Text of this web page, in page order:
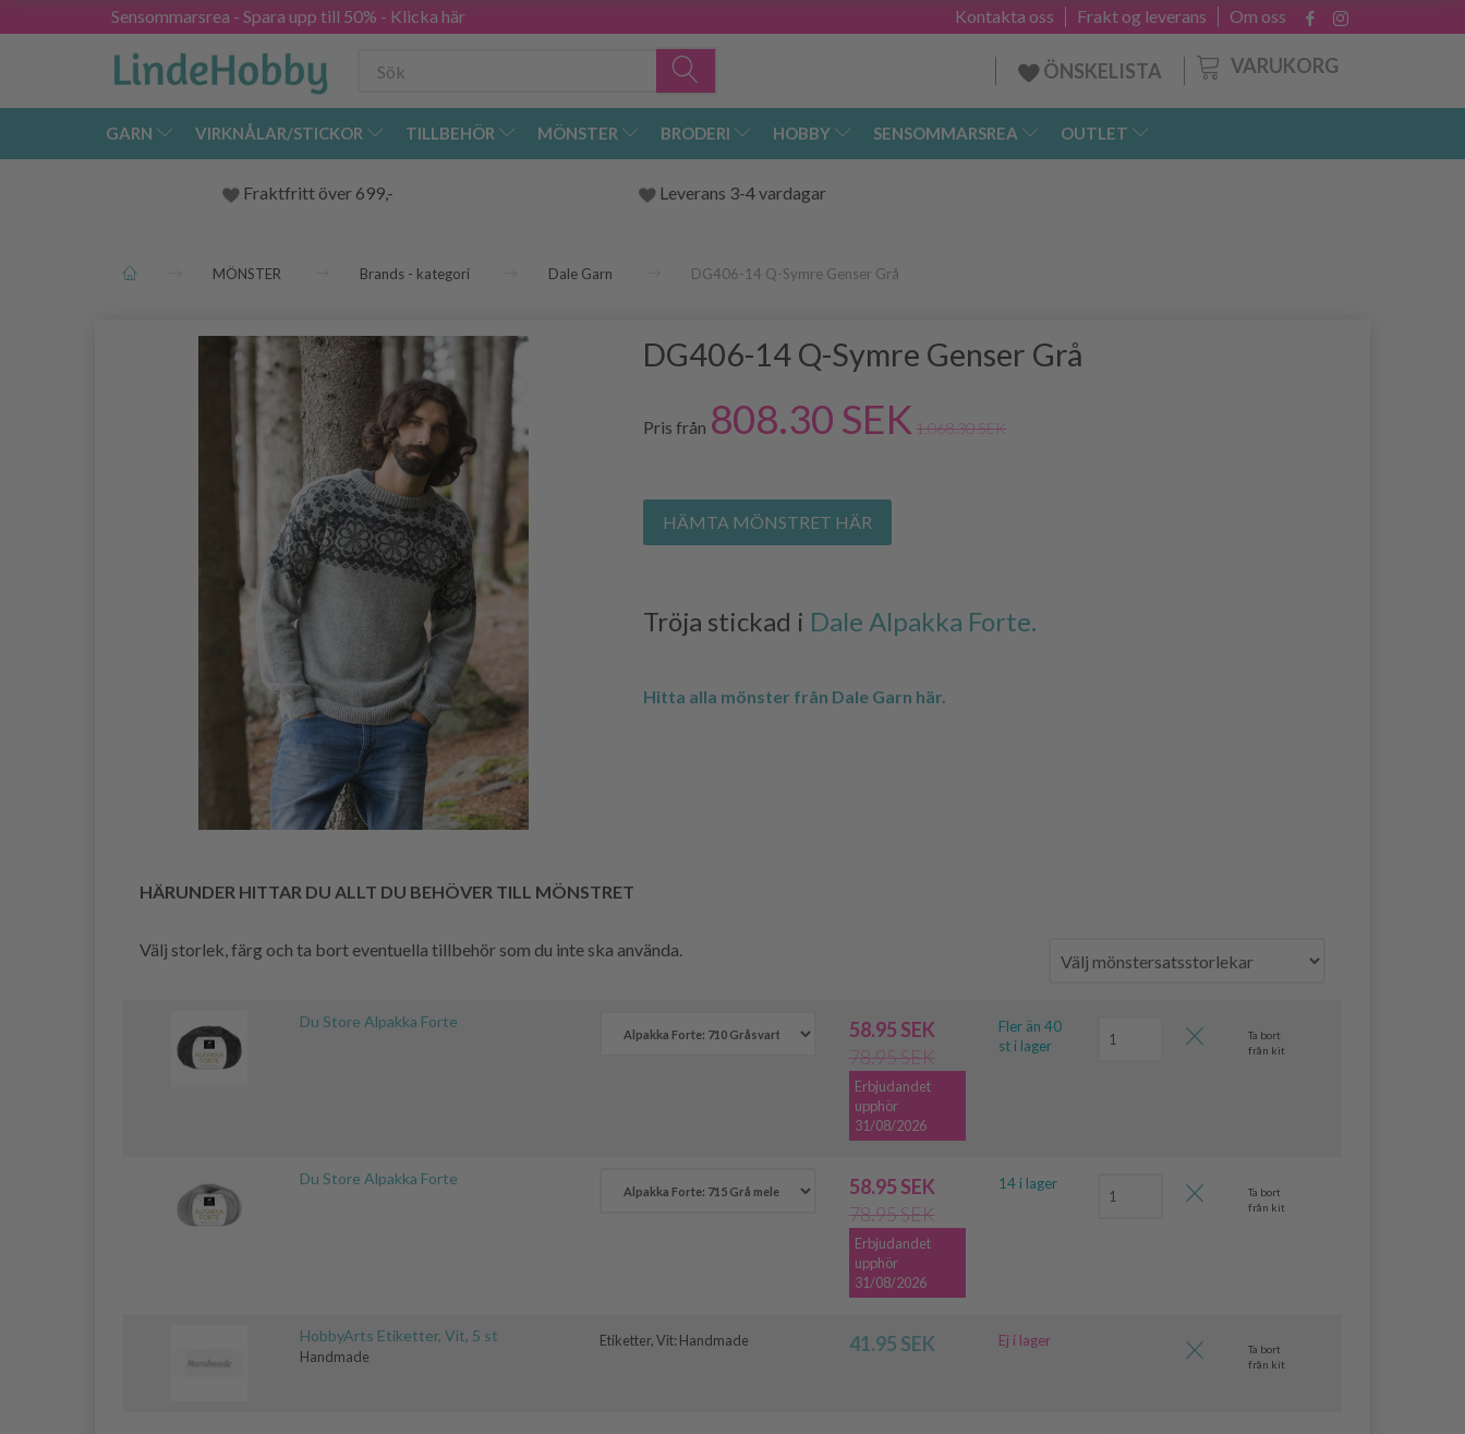
Sensommarsrea - Spara upp till 50% - Klicka här Om oss
Frakt og leverans
Kontakta oss
VARUKORG
ÖNSKELISTA
GARN VIRKNÅLAR/STICKOR TILLBEHÖR MÖNSTER BRODERI HOBBY SENSOMMARSREA OUTLET
Fraktfritt över 699,- Leverans 3-4 vardagar
MÖNSTER Brands - kategori Dale Garn DG406-14 Q-Symre Genser Grå
DG406-14 Q-Symre Genser Grå
Pris från 808.30 SEK 1,068.30 SEK
HÄMTA MÖNSTRET HÄR
Tröja stickad i Dale Alpakka Forte.
Hitta alla mönster från Dale Garn här.
HÄRUNDER HITTAR DU ALLT DU BEHÖVER TILL MÖNSTRET
Välj storlek, färg och ta bort eventuella tillbehör som du inte ska använda.
Du Store Alpakka Forte
58.95 SEK
78.95 SEK
Erbjudandet
upphör
31/08/2026
Fler än 40
st i lager
Ta bort
från kit
Du Store Alpakka Forte
58.95 SEK
78.95 SEK
Erbjudandet
upphör
31/08/2026
14 i lager
Ta bort
från kit
HobbyArts Etiketter, Vit, 5 st
Handmade
Etiketter, Vit: Handmade 41.95 SEK Ej i lager
Ta bort
från kit